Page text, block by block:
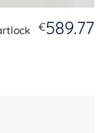
€589.77